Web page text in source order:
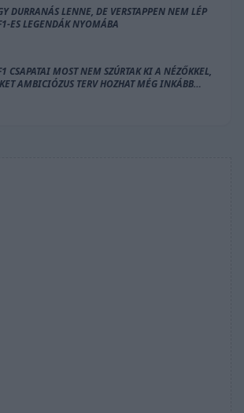
DURRANÁS LENNE, DE VERSTAPPEN NEM LÉP
ES LEGENDÁK NYOMÁBA
CSAPATAI MOST NEM SZÚRTAK KI A NÉZŐKKEL,
AMBICIÓZUS TERV HOZHAT MÉG INKÁBB